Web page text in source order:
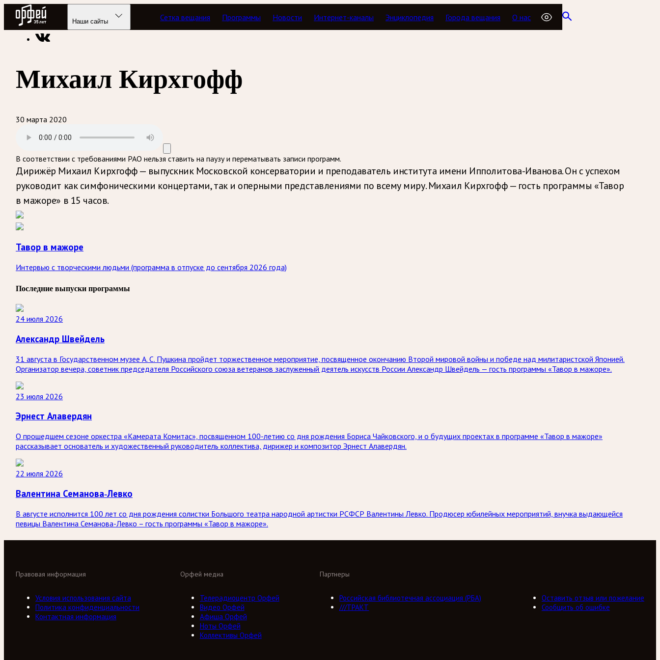
Радио Орфей
Наши сайты Сетка вещания Программы Новости Интернет-каналы Энциклопедия Города вещания О нас
Радио классической музыки «Орфей» Программы в эфире Тавор в мажоре
Михаил Кирхгофф
30 марта 2020
В соответствии с требованиями РАО нельзя ставить на паузу и перематывать записи программ.
Дирижёр Михаил Кирхгофф — выпускник Московской консерватории и преподаватель института имени Ипполитова-Иванова. Он с успехом
руководит как симфоническими концертами, так и оперными представлениями по всему миру. Михаил Кирхгофф — гость программы «Тавор
в мажоре» в 15 часов.
Тавор в мажоре
Интервью с творческими людьми (программа в отпуске до сентября 2026 года)
Последние выпуски программы
24 июля 2026
Александр Швейдель
31 августа в Государственном музее А. С. Пушкина пройдет торжественное мероприятие, посвященное окончанию Второй мировой войны и победе над милитаристской Японией.
Организатор вечера, советник председателя Российского союза ветеранов заслуженный деятель искусств России Александр Швейдель — гость программы «Тавор в мажоре».
23 июля 2026
Эрнест Алавердян
О прошедшем сезоне оркестра «Камерата Комитас», посвященном 100-летию со дня рождения Бориса Чайковского, и о будущих проектах в программе «Тавор в мажоре»
рассказывает основатель и художественный руководитель коллектива, дирижер и композитор Эрнест Алавердян.
22 июля 2026
Валентина Семанова-Левко
В августе исполнится 100 лет со дня рождения солистки Большого театра народной артистки РСФСР Валентины Левко. Продюсер юбилейных мероприятий, внучка выдающейся
певицы Валентина Семанова-Левко – гость программы «Тавор в мажоре».
Орфей медиа
Телерадиоцентр Орфей
Видео Орфей
Афиша Орфей
Ноты Орфей
Коллективы Орфей
Партнеры
Российская библиотечная ассоциация (РБА)
///ТРАКТ
Правовая информация
Условия использования сайта
Политика конфиденциальности
Контактная информация
Оставить отзыв или пожелание
Сообщить об ошибке